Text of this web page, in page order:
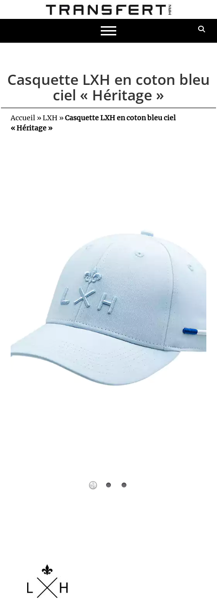
Casquette LXH en coton bleu
ciel « Héritage »
Accueil »LXH »Casquette LXH en coton bleu ciel
« Héritage »